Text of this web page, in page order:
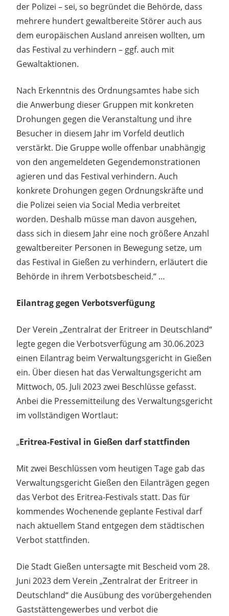
der Polizei – sei, so begründet die Behörde, dass
mehrere hundert gewaltbereite Störer auch aus
dem europäischen Ausland anreisen wollten, um
das Festival zu verhindern – ggf. auch mit
Gewaltaktionen.
Nach Erkenntnis des Ordnungsamtes habe sich
die Anwerbung dieser Gruppen mit konkreten
Drohungen gegen die Veranstaltung und ihre
Besucher in diesem Jahr im Vorfeld deutlich
verstärkt. Die Gruppe wolle offenbar unabhängig
von den angemeldeten Gegendemonstrationen
agieren und das Festival verhindern. Auch
konkrete Drohungen gegen Ordnungskräfte und
die Polizei seien via Social Media verbreitet
worden. Deshalb müsse man davon ausgehen,
dass sich in diesem Jahr eine noch größere Anzahl
gewaltbereiter Personen in Bewegung setze, um
das Festival in Gießen zu verhindern, erläutert die
Behörde in ihrem Verbotsbescheid.“ …
Eilantrag gegen Verbotsverfügung
Der Verein „Zentralrat der Eritreer in Deutschland“
legte gegen die Verbotsverfügung am 30.06.2023
einen Eilantrag beim Verwaltungsgericht in Gießen
ein. Über diesen hat das Verwaltungsgericht am
Mittwoch, 05. Juli 2023 zwei Beschlüsse gefasst.
Anbei die Pressemitteilung des Verwaltungsgericht
im vollständigen Wortlaut:
„Eritrea-Festival in Gießen darf stattfinden
Mit zwei Beschlüssen vom heutigen Tage gab das
Verwaltungsgericht Gießen den Eilanträgen gegen
das Verbot des Eritrea-Festivals statt. Das für
kommendes Wochenende geplante Festival darf
nach aktuellem Stand entgegen dem städtischen
Verbot stattfinden.
Die Stadt Gießen untersagte mit Bescheid vom 28.
Juni 2023 dem Verein „Zentralrat der Eritreer in
Deutschland“ die Ausübung des vorübergehenden
Gaststättengewerbes und verbot die